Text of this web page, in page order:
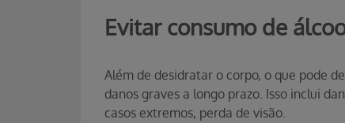
Evitar consumo de
Além de desidratar o corpo, o que pode
danos graves a longo prazo. Isso inclui
casos extremos, perda de visão.